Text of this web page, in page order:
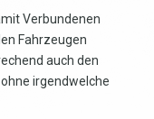
Verbundenen
Fahrzeugen
auch den
irgendwelche